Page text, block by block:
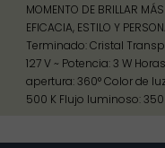
MOMENTO DE BRILLAR
EFICACIA, ESTILO Y
Terminado: Cristal
127 V ~ Potencia: 3 W
apertura: 360° Color de
500 K Flujo luminoso: